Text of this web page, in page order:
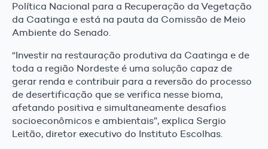
Política Nacional para a Recuperação da Vegetação
da Caatinga e está na pauta da Comissão de Meio
Ambiente do Senado.
“Investir na restauração produtiva da Caatinga e de
toda a região Nordeste é uma solução capaz de
gerar renda e contribuir para a reversão do processo
de desertificação que se verifica nesse bioma,
afetando positiva e simultaneamente desafios
socioeconômicos e ambientais”, explica Sergio
Leitão, diretor executivo do Instituto Escolhas.